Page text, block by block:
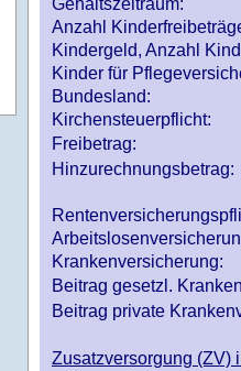
Gehaltszeitraum:
Anzahl
Kindergeld, Anzahl
Kinder für
Bundesland:
Kirchensteuerpflicht:
Freibetrag:
Hinzurechnungsbetrag:
Krankenversicherung:
Beitrag gesetzl.
Beitrag private
Zusatzversorgung (ZV)